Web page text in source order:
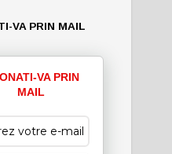
VA PRIN MAIL
VA PRIN
MAIL